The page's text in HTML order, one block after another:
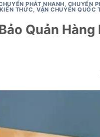
PHÁT NHANH, CHUYỂN
KIẾN THỨC,VẬN CHUYỂN QUỐC
Quản